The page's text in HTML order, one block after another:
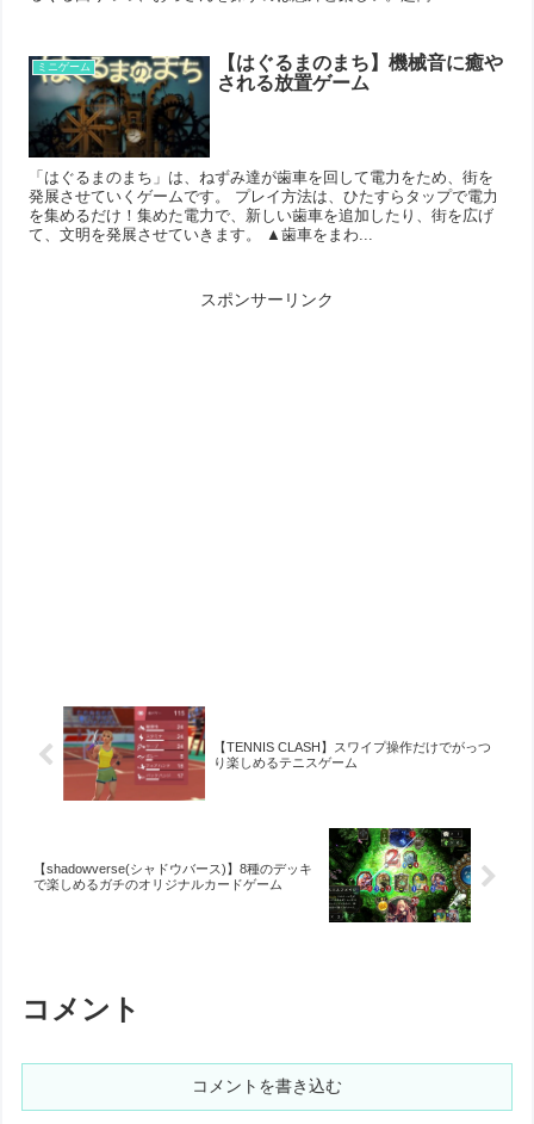
ミニゲーム
【はぐるまのまち】機械音に癒や
される放置ゲーム
「はぐるまのまち」は、ねずみ達が歯車を回して電力をため、街を
発展させていくゲームです。 プレイ方法は、ひたすらタップで電力
を集めるだけ！集めた電力で、新しい歯車を追加したり、街を広げ
て、文明を発展させていきます。 ▲歯車をまわ...
スポンサーリンク
【TENNIS CLASH】スワイプ操作だけでがっつ
り楽しめるテニスゲーム
【shadowverse(シャドウバース)】8種のデッキ
で楽しめるガチのオリジナルカードゲーム
コメント
コメントを書き込む